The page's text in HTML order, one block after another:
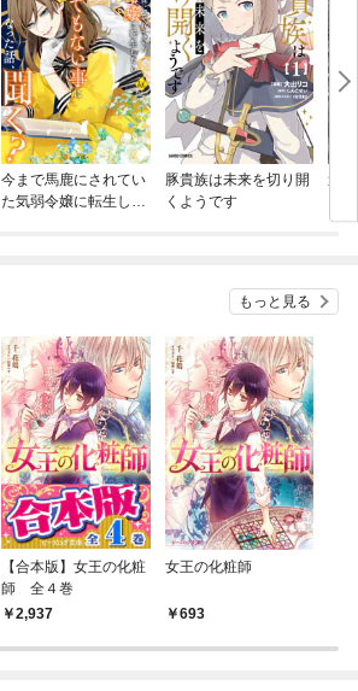
今まで馬鹿にされてい
た気弱令嬢に転生した
豚貴族は未来を切り開
くようです
追
もっと見る
【合本版】女王の化粧
師 全４巻
2,937
女王の化粧師
693